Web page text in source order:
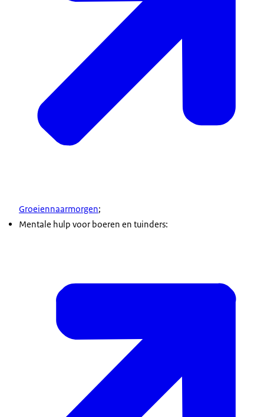
Groeiennaarmorgen;
Mentale hulp voor boeren en tuinders: